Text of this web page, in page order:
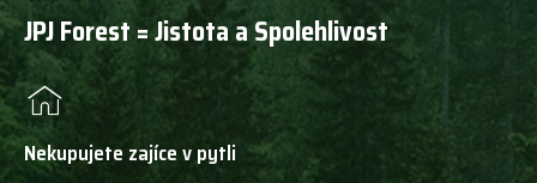
JPJ Forest = Jistota a Spolehlivost
Nekupujete zajíce v pytli